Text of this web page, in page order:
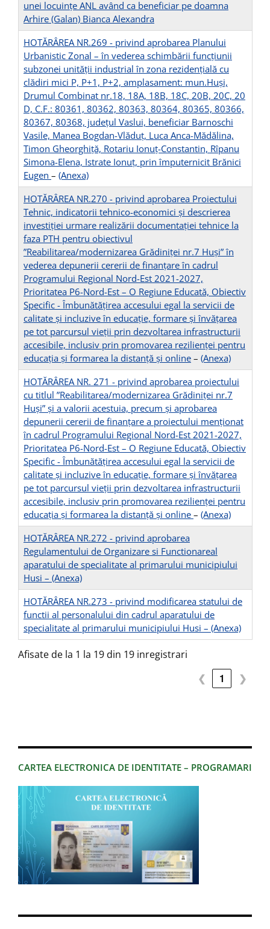
CARTEA ELECTRONICA DE IDENTITATE – PROGRAMARI
unei locuințe ANL având ca beneficiar pe doamna
Arhire (Galan) Bianca Alexandra
HOTĂRÂREA NR.269 - privind aprobarea Planului
Urbanistic Zonal – în vederea schimbării funcțiunii
subzonei unității industrial în zona rezidențială cu
clădiri mici P, P+1, P+2, amplasament: mun.Huși,
Drumul Combinat nr.18, 18A, 18B, 18C, 20B, 20C, 20
D, C.F.: 80361, 80362, 80363, 80364, 80365, 80366,
80367, 80368, județul Vaslui, beneficiar Barnoschi
Vasile, Manea Bogdan-Vlăduț, Luca Anca-Mădălina,
Timon Gheorghiță, Rotariu Ionuț-Constantin, Rîpanu
Simona-Elena, Istrate Ionuț, prin împuternicit Brănici
Eugen – (Anexa)
HOTĂRÂREA NR.270 - privind aprobarea Proiectului
Tehnic, indicatorii tehnico-economici și descrierea
investiției urmare realizării documentației tehnice la
faza PTH pentru obiectivul
”Reabilitarea/modernizarea Grădiniței nr.7 Huși” în
vederea depunerii cererii de finanțare în cadrul
Programului Regional Nord-Est 2021-2027,
Prioritatea P6-Nord-Est – O Regiune Educată, Obiectiv
Specific - Îmbunătățirea accesului egal la servicii de
calitate și incluzive în educație, formare și învățarea
pe tot parcursul vieții prin dezvoltarea infrastructurii
accesibile, inclusiv prin promovarea rezilienței pentru
educația și formarea la distanță și online – (Anexa)
HOTĂRÂREA NR. 271 - privind aprobarea proiectului
cu titlul ”Reabilitarea/modernizarea Grădiniței nr.7
Huși” și a valorii acestuia, precum și aprobarea
depunerii cererii de finanțare a proiectului menționat
în cadrul Programului Regional Nord-Est 2021-2027,
Prioritatea P6-Nord-Est – O Regiune Educată, Obiectiv
Specific - Îmbunătățirea accesului egal la servicii de
calitate și incluzive în educație, formare și învățarea
pe tot parcursul vieții prin dezvoltarea infrastructurii
accesibile, inclusiv prin promovarea rezilienței pentru
educația și formarea la distanță și online – (Anexa)
HOTĂRÂREA NR.272 - privind aprobarea
Regulamentului de Organizare si Functionareal
aparatului de specialitate al primarului municipiului
Husi – (Anexa)
HOTĂRÂREA NR.273 - privind modificarea statului de
functii al personalului din cadrul aparatului de
specialitate al primarului municipiului Husi – (Anexa)
Afisate de la 1 la 19 din 19 inregistrari
❮ 1 ❯